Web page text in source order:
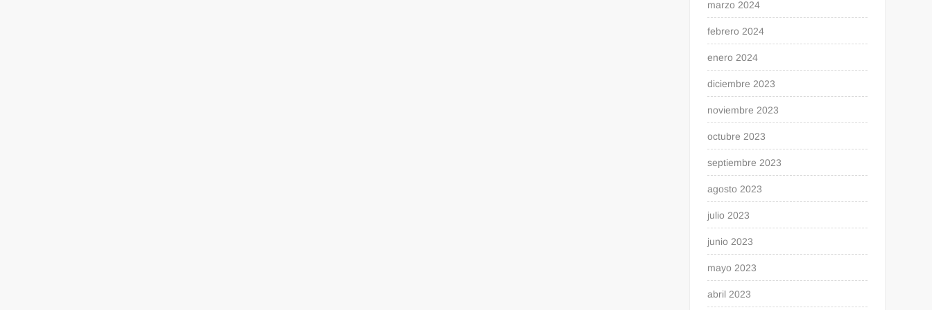
marzo 2024
febrero 2024
enero 2024
diciembre 2023
noviembre 2023
octubre 2023
septiembre 2023
agosto 2023
julio 2023
junio 2023
mayo 2023
abril 2023